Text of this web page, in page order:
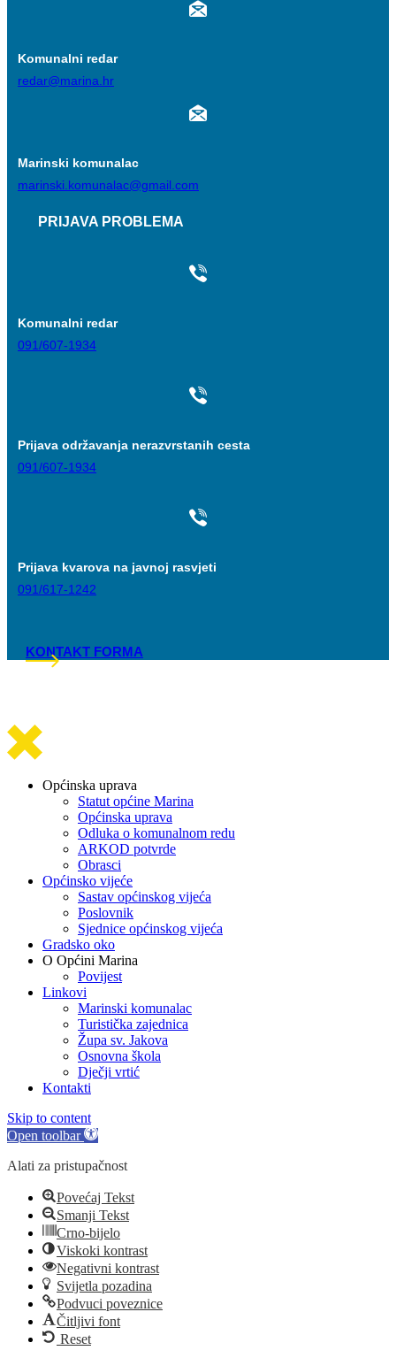
Komunalni redar
redar@marina.hr
Marinski komunalac
marinski.komunalac@gmail.com
PRIJAVA PROBLEMA
Komunalni redar
091/607-1934
Prijava održavanja nerazvrstanih cesta
091/607-1934
Prijava kvarova na javnoj rasvjeti
091/617-1242
KONTAKT FORMA
Općinska uprava
Statut općine Marina
Općinska uprava
Odluka o komunalnom redu
ARKOD potvrde
Obrasci
Općinsko vijeće
Sastav općinskog vijeća
Poslovnik
Sjednice općinskog vijeća
Gradsko oko
O Općini Marina
Povijest
Linkovi
Marinski komunalac
Turistička zajednica
Župa sv. Jakova
Osnovna škola
Dječji vrtić
Kontakti
Skip to content
Open toolbar
Alati za pristupačnost
Povećaj Tekst
Smanji Tekst
Crno-bijelo
Viskoki kontrast
Negativni kontrast
Svijetla pozadina
Podvuci poveznice
Čitljivi font
Reset